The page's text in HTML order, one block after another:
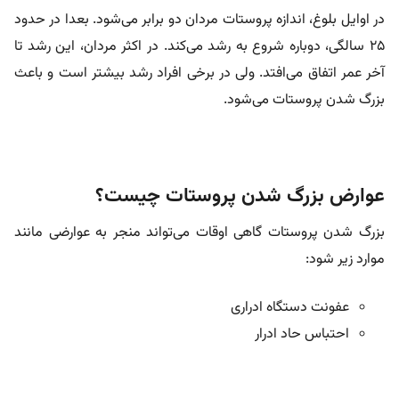
در اوایل بلوغ، اندازه پروستات مردان دو برابر می‌شود. بعدا در حدود
25 سالگی، دوباره شروع به رشد می‌کند. در اکثر مردان، این رشد تا
آخر عمر اتفاق می‌افتد. ولی در برخی افراد رشد بیشتر است و باعث
بزرگ شدن پروستات می‌شود.
عوارض بزرگ شدن پروستات چیست؟
بزرگ شدن پروستات گاهی اوقات می‌تواند منجر به عوارضی مانند
موارد زیر شود:
عفونت دستگاه ادراری
احتباس حاد ادرار